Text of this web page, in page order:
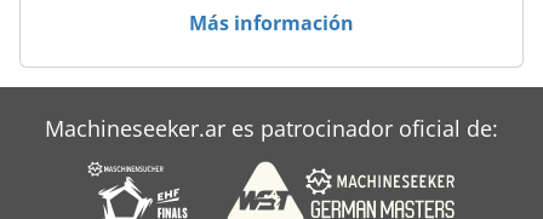
Más información
Machineseeker.ar es patrocinador oficial de: